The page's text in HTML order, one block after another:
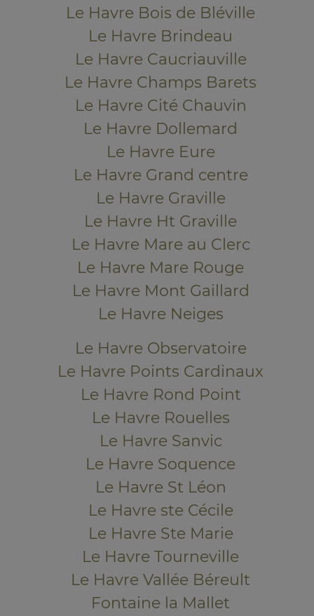
Le Havre Bois de Bléville
Le Havre Brindeau
Le Havre Caucriauville
Le Havre Champs Barets
Le Havre Cité Chauvin
Le Havre Dollemard
Le Havre Eure
Le Havre Grand centre
Le Havre Graville
Le Havre Ht Graville
Le Havre Mare au Clerc
Le Havre Mare Rouge
Le Havre Mont Gaillard
Le Havre Neiges
Le Havre Observatoire
Le Havre Points Cardinaux
Le Havre Rond Point
Le Havre Rouelles
Le Havre Sanvic
Le Havre Soquence
Le Havre St Léon
Le Havre ste Cécile
Le Havre Ste Marie
Le Havre Tourneville
Le Havre Vallée Béreult
Fontaine la Mallet